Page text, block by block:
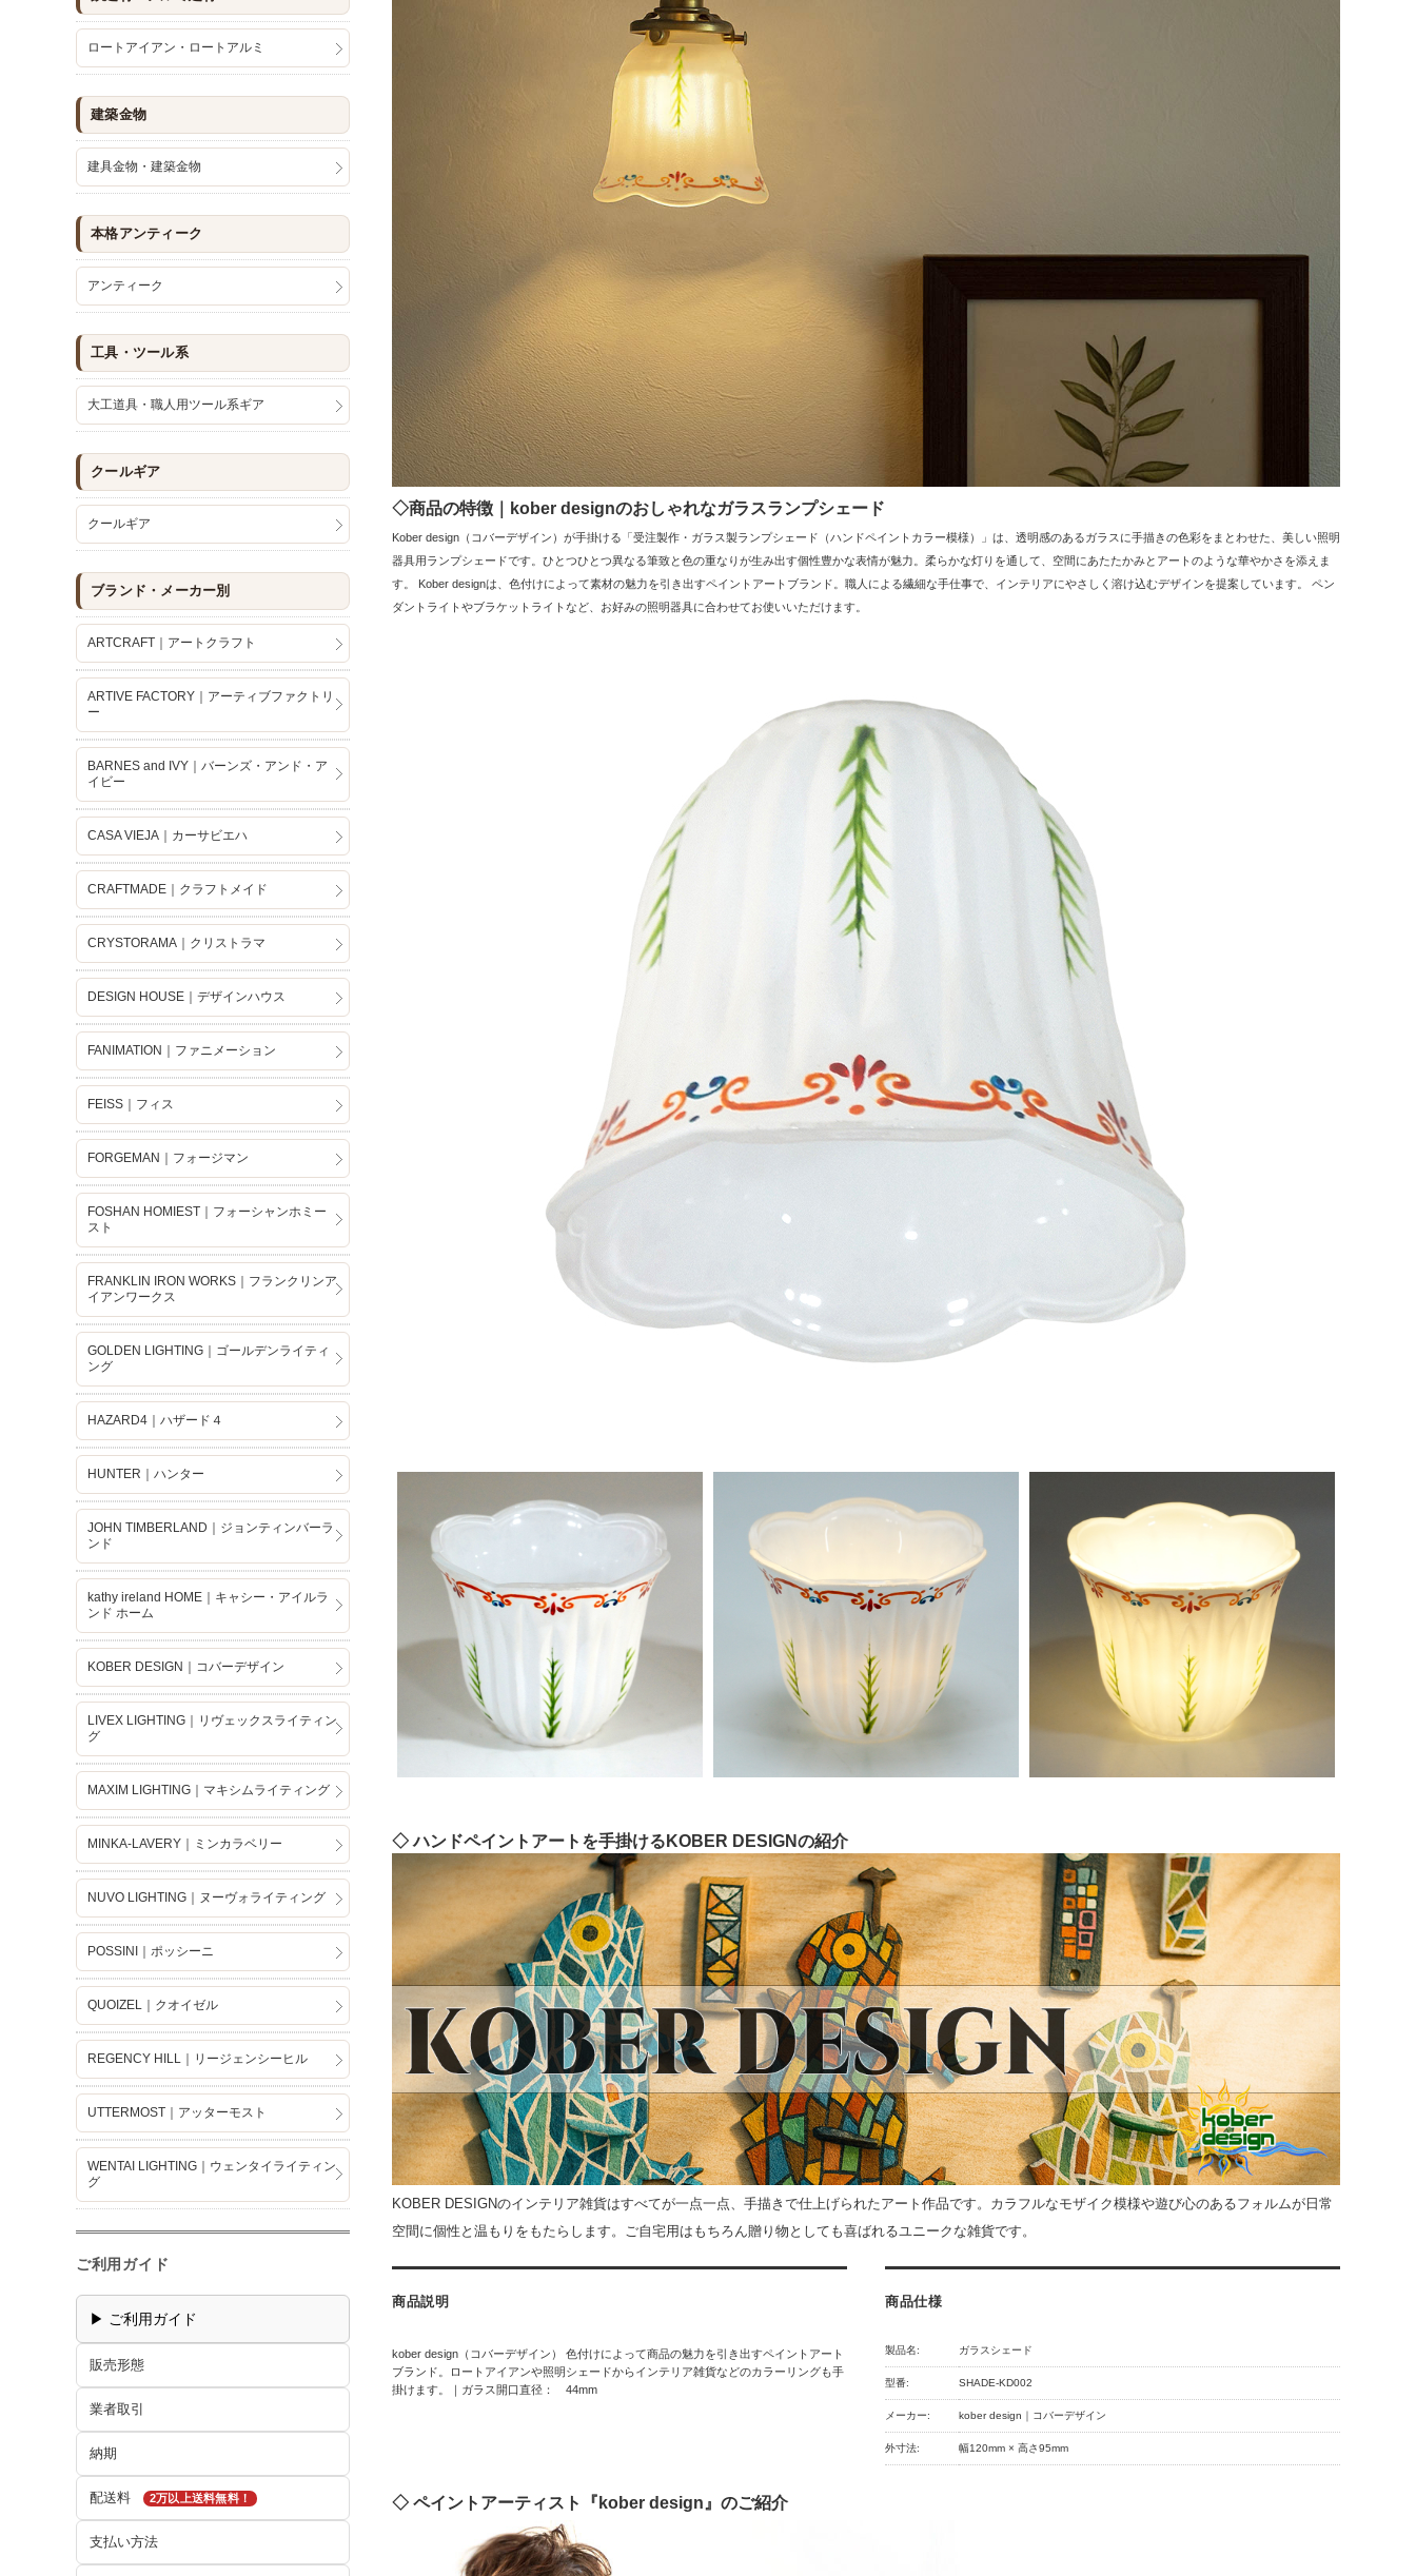
◇商品の特徴｜kober designのおしゃれなガラスランプシェード
Kober design（コバーデザイン）が手掛ける「受注製作・ガラス製ランプシェード（ハンドペイントカラー模様）」は、透明感のあるガラスに手描きの色彩をまとわせた、美しい照明
器具用ランプシェードです。ひとつひとつ異なる筆致と色の重なりが生み出す個性豊かな表情が魅力。柔らかな灯りを通して、空間にあたたかみとアートのような華やかさを添えま
す。 Kober designは、色付けによって素材の魅力を引き出すペイントアートブランド。職人による繊細な手仕事で、インテリアにやさしく溶け込むデザインを提案しています。 ペン
ダントライトやブラケットライトなど、お好みの照明器具に合わせてお使いいただけます。
◇ ハンドペイントアートを手掛けるKOBER DESIGNの紹介
KOBER DESIGNのインテリア雑貨はすべてが一点一点、手描きで仕上げられたアート作品です。カラフルなモザイク模様や遊び心のあるフォルムが日常
空間に個性と温もりをもたらします。ご自宅用はもちろん贈り物としても喜ばれるユニークな雑貨です。
商品説明
kober design（コバーデザイン） 色付けによって商品の魅力を引き出すペイントアート
ブランド。ロートアイアンや照明シェードからインテリア雑貨などのカラーリングも手
掛けます。｜ガラス開口直径： 44mm
商品仕様
製品名: ガラスシェード
型番: SHADE-KD002
メーカー: kober design｜コバーデザイン
外寸法: 幅120mm × 高さ95mm
◇ ペイントアーティスト『kober design』のご紹介
ロートアイアン・ロートアルミ
建築金物
建具金物・建築金物
本格アンティーク
アンティーク
工具・ツール系
大工道具・職人用ツール系ギア
クールギア
クールギア
ブランド・メーカー別
ARTCRAFT｜アートクラフト
ARTIVE FACTORY｜アーティブファクトリ
ー
BARNES and IVY｜バーンズ・アンド・ア
イビー
CASA VIEJA｜カーサビエハ
CRAFTMADE｜クラフトメイド
CRYSTORAMA｜クリストラマ
DESIGN HOUSE｜デザインハウス
FANIMATION｜ファニメーション
FEISS｜フィス
FORGEMAN｜フォージマン
FOSHAN HOMIEST｜フォーシャンホミー
スト
FRANKLIN IRON WORKS｜フランクリンア
イアンワークス
GOLDEN LIGHTING｜ゴールデンライティ
ング
HAZARD4｜ハザード４
HUNTER｜ハンター
JOHN TIMBERLAND｜ジョンティンバーラ
ンド
kathy ireland HOME｜キャシー・アイルラ
ンド ホーム
KOBER DESIGN｜コバーデザイン
LIVEX LIGHTING｜リヴェックスライティン
グ
MAXIM LIGHTING｜マキシムライティング
MINKA-LAVERY｜ミンカラベリー
NUVO LIGHTING｜ヌーヴォライティング
POSSINI｜ポッシーニ
QUOIZEL｜クオイゼル
REGENCY HILL｜リージェンシーヒル
UTTERMOST｜アッターモスト
WENTAI LIGHTING｜ウェンタイライティン
グ
ご利用ガイド
▶ ご利用ガイド
販売形態
業者取引
納期
配送料 2万以上送料無料！
支払い方法